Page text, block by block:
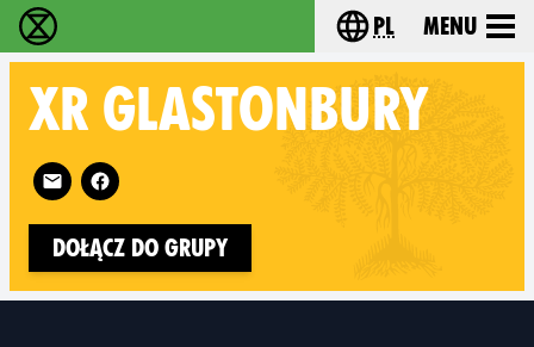
Extinction Rebellion - Home Choose your
pl Menu
XR GLASTONBURY
Follow XR Glastonbury on
Dołącz do grupy